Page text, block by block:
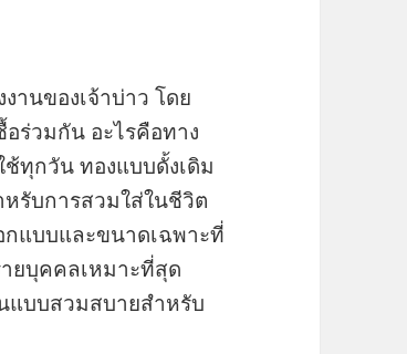
านของเจ้าบ่าว โดย
ร่วมกัน อะไรคือทาง
ทุกวัน ทองแบบดั้งเดิม
รับการสวมใส่ในชีวิต
กแบบและขนาดเฉพาะที่
ยบุคคลเหมาะที่สุด
แบบสวมสบายสำหรับ